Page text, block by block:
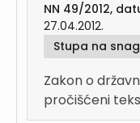
NN 49/2012,
27.04.2012.
Stupa na
Zakon o
pročišćeni